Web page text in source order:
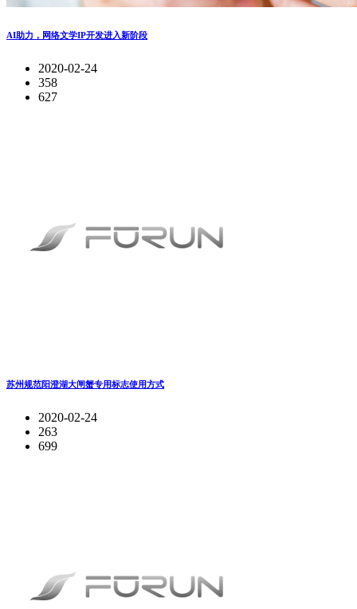
AI助力，网络文学IP开发进入新阶段
2020-02-24
358
627
苏州规范阳澄湖大闸蟹专用标志使用方式
2020-02-24
263
699